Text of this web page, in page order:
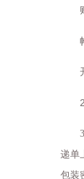
2
3
递单
包装